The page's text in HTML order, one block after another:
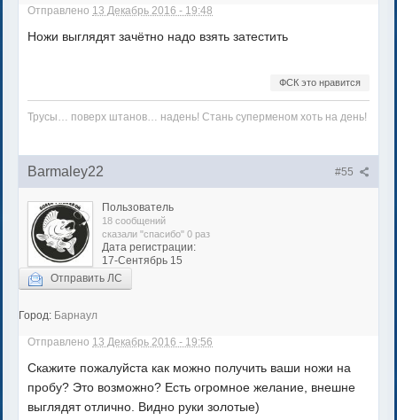
Отправлено 13 Декабрь 2016 - 19:48
Ножи выглядят зачётно надо взять затестить
ФСК это нравится
Трусы… поверх штанов… надень! Стань суперменом хоть на день!
#55
Barmaley22
Пользователь
18 сообщений
сказали "спасибо" 0 раз
Дата регистрации:
17-Сентябрь 15
Отправить ЛС
Город: Барнаул
Отправлено 13 Декабрь 2016 - 19:56
Скажите пожалуйста как можно получить ваши ножи на
пробу? Это возможно? Есть огромное желание, внешне
выглядят отлично. Видно руки золотые)